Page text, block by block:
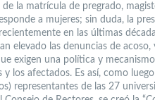
de la matrícula de pregrado,
a mujeres; sin duda, la
en las últimas
elevado las denuncias de
exigen una política y
y los afectados. Es así, como
representantes de las 27